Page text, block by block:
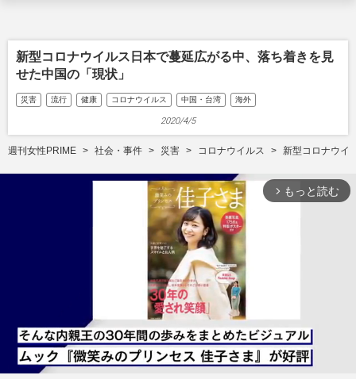
新型コロナウイルス日本で蔓延広がる中、落ち着きを見
せた中国の「現状」
災害 流行 健康 コロナウイルス 中国・台湾 海外
2020/4/5
週刊女性PRIME 社会・事件 災害 コロナウイルス 新型コロナウイ
arrow_forward_ios もっと読む